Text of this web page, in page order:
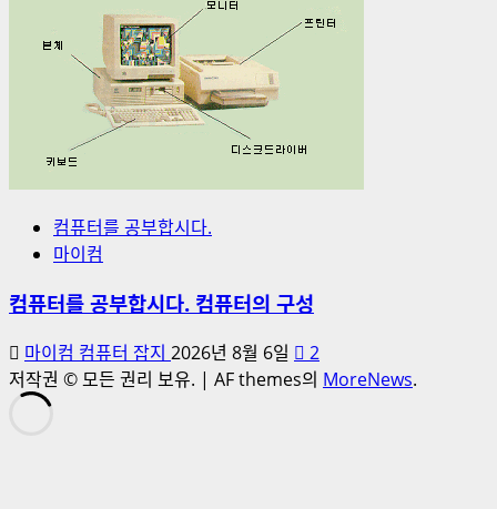
컴퓨터를 공부합시다.
마이컴
컴퓨터를 공부합시다. 컴퓨터의 구성
마이컴 컴퓨터 잡지 2026년 8월 6일
2
저작권 © 모든 권리 보유. | AF themes의 MoreNews.